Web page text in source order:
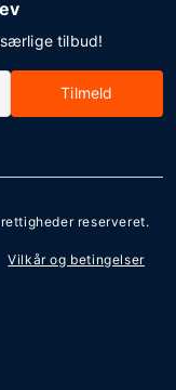
tilbud!
Tilmeld
reserveret.
Vilkår og betingelser